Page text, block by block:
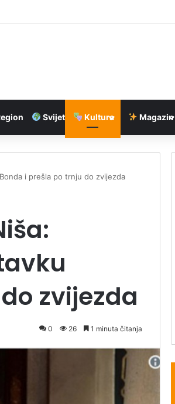
na izlazu iz zemlje
Svijet Kultura Magazin
i prešla po trnju do zvijezda
zvijezda
0 26 1 minuta čitanja